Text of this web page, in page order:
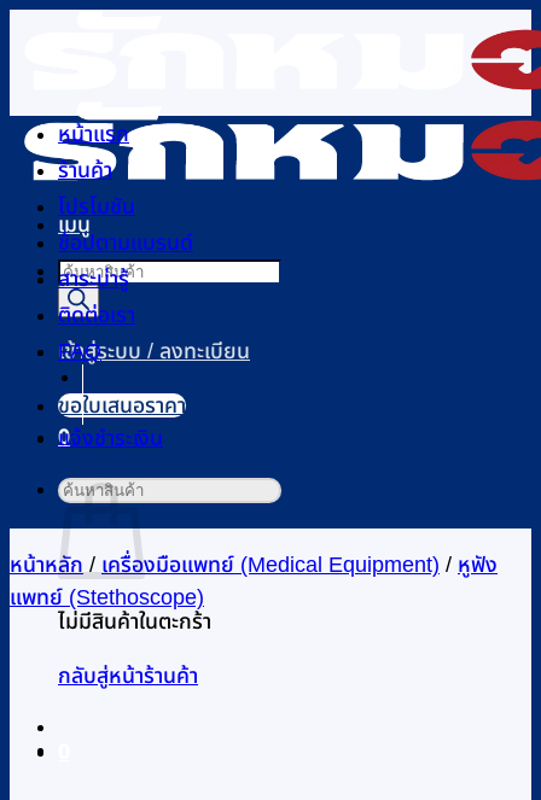
เนื้อหา
เมนู
Products
search
เข้าสู่ระบบ / ลงทะเบียน
0
ไม่มีสินค้าในตะกร้า
กลับสู่หน้าร้านค้า
หน้าแรก
ร้านค้า
โปรโมชัน
ช้อปตามแบรนด์
สาระน่ารู้
ติดต่อเรา
FAQ
ขอใบเสนอราคา
แจ้งชำระเงิน
ค้นหา:
หน้าหลัก / เครื่องมือแพทย์ (Medical Equipment) / หูฟัง
แพทย์ (Stethoscope)